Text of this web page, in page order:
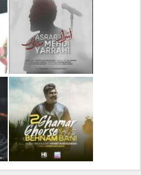
دانلود آهنگ جدید رضا
بهرام بنام نگار
دانلود آهنگ جدید مهدی
یراحی بنام اسرار